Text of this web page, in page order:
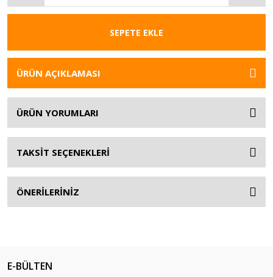
SEPETE EKLE
ÜRÜN AÇIKLAMASI
ÜRÜN YORUMLARI
TAKSİT SEÇENEKLERİ
ÖNERİLERİNİZ
E-BÜLTEN